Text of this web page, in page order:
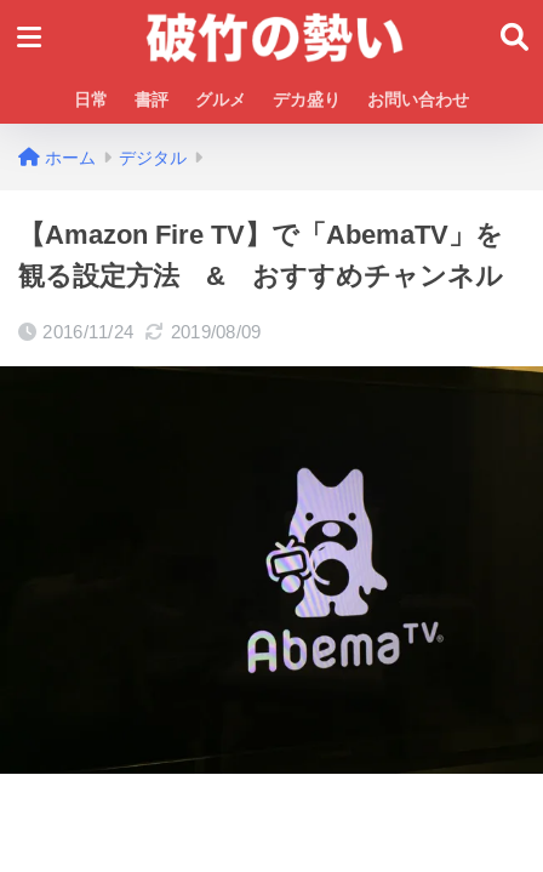
日常 書評 グルメ デカ盛り お問い合わせ
ホーム デジタル
【Amazon Fire TV】で「AbemaTV」を
観る設定方法 & おすすめチャンネル
2016/11/24 2019/08/09